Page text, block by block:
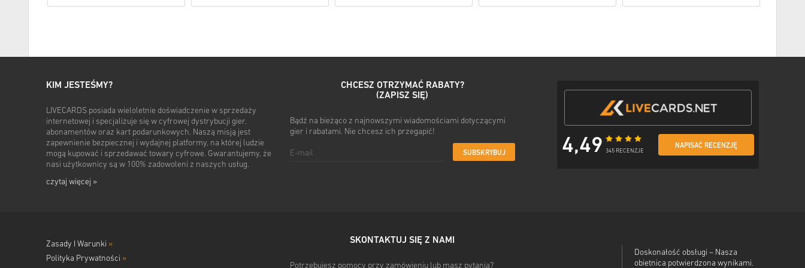
KIM JESTEŚMY?
LIVECARDS posiada wieloletnie doświadczenie w sprzedaży
internetowej i specjalizuje się w cyfrowej dystrybucji gier,
abonamentów oraz kart podarunkowych. Naszą misją jest
zapewnienie bezpiecznej i wydajnej platformy, na której ludzie
mogą kupować i sprzedawać towary cyfrowe. Gwarantujemy, że
nasi użytkownicy są w 100% zadowoleni z naszych usług.
czytaj więcej »
CHCESZ OTRZYMAĆ RABATY?
(ZAPISZ SIĘ)
Bądź na bieżąco z najnowszymi wiadomościami dotyczącymi
gier i rabatami. Nie chcesz ich przegapić!
SUBSKRYBUJ 4,49 345 RECENZJE
NAPISAĆ RECENZJĘ
Zasady I Warunki »
Polityka Prywatności »
SKONTAKTUJ SIĘ Z NAMI
Potrzebujesz pomocy przy zamówieniu lub masz pytania?
Doskonałość obsługi – Nasza
obietnica potwierdzona wynikami.